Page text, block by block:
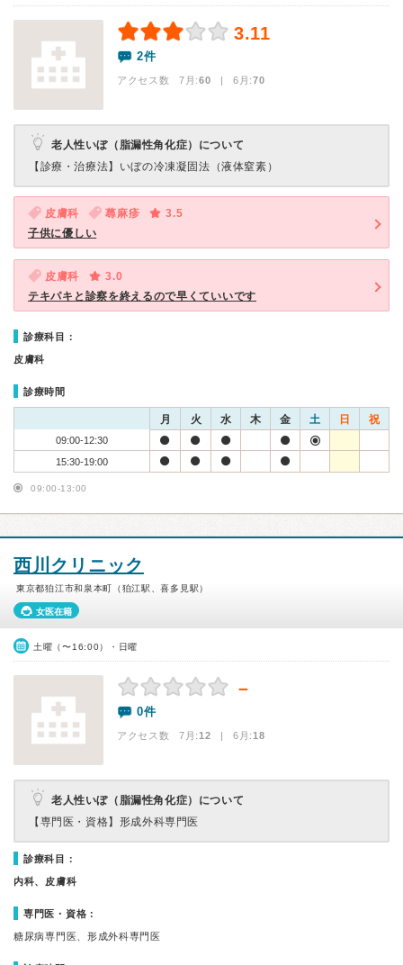
3.11
2件
アクセス数 7月:60 | 6月:70
老人性いぼ（脂漏性角化症）について
【診療・治療法】 いぼの冷凍凝固法（液体窒素）
皮膚科 蕁麻疹
3.5
子供に優しい
皮膚科
3.0
テキパキと診察を終えるので早くていいです
診療科目：
皮膚科
診療時間
月 火 水 木 金 土 日 祝
09:00-12:30
15:30-19:00
09:00-13:00
西川クリニック
東京都狛江市和泉本町（狛江駅、喜多見駅）
女医在籍
土曜（〜16:00）・日曜
－
0件
アクセス数 7月:12 | 6月:18
老人性いぼ（脂漏性角化症）について
【専門医・資格】 形成外科専門医
診療科目：
内科、皮膚科
専門医・資格：
糖尿病専門医、形成外科専門医